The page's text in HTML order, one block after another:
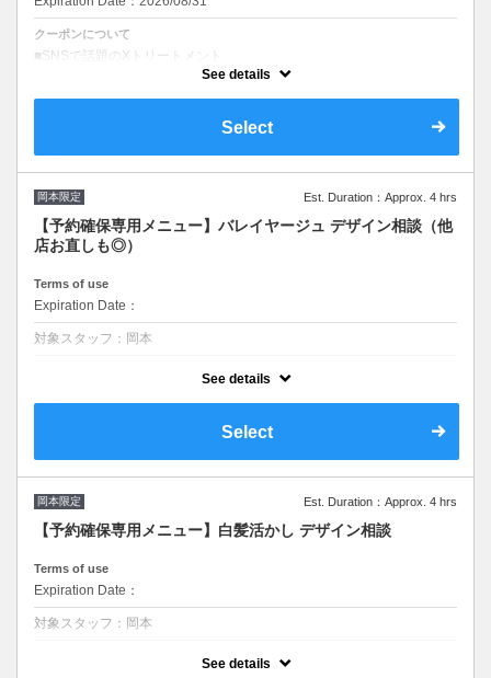
クーポンについて
■SNSで話題のXトリートメント
■3回転とは3回行いダメージホールを修復
#髪質改善＃美髪
See details
Select
岡本限定 Est. Duration：Approx. 4 hrs
【予約確保専用メニュー】バレイヤージュ デザイン相談（他
店お直しも◎）
Terms of use
Expiration Date：
対象スタッフ：岡本
カラー講師&独自のブリーチ技法を教科書として発売中！
バレイヤージュ講師としてお客様に今まで体験した事無い海外デザイン
＃バレイヤージュ
See details
Select
岡本限定 Est. Duration：Approx. 4 hrs
【予約確保専用メニュー】白髪活かし デザイン相談
Terms of use
Expiration Date：
対象スタッフ：岡本
See details